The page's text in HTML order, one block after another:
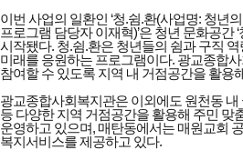
이번 사업의 일환인 ‘청.쉼.환(사업명: 청년
프로그램 담당자 이재혁)’은 청년 문화공간
시작됐다. 청.쉼.환은 청년들의 쉼과 구직
미래를 응원하는 프로그램이다. 광교종합
참여할 수 있도록 지역 내 거점공간을 활용
광교종합사회복지관은 이외에도 원천동
등 다양한 지역 거점공간을 활용해 주민 맞
운영하고 있으며, 매탄동에서는 매원교회
복지서비스를 제공하고 있다.